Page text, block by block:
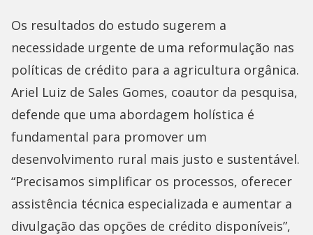
Os resultados do estudo sugerem a
necessidade urgente de uma reformulação nas
políticas de crédito para a agricultura orgânica.
Ariel Luiz de Sales Gomes, coautor da pesquisa,
defende que uma abordagem holística é
fundamental para promover um
desenvolvimento rural mais justo e sustentável.
“Precisamos simplificar os processos, oferecer
assistência técnica especializada e aumentar a
divulgação das opções de crédito disponíveis”,